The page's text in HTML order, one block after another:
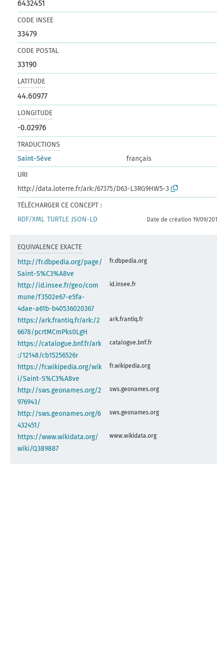
6432451
CODE INSEE
33479
CODE POSTAL
33190
LATITUDE
44.60977
LONGITUDE
-0.02976
TRADUCTIONS
Saint-Sève
français
URI
http://data.loterre.fr/ark:/67375/D63-L3RG9HW5-3
TÉLÉCHARGER CE CONCEPT :
RDF/XML TURTLE JSON-LD Date de création 19/09/
EQUIVALENCE EXACTE
http://fr.dbpedia.org/page/
Saint-S%C3%A8ve
fr.dbpedia.org
http://id.insee.fr/geo/com
mune/f3502e67-e5fa-
4dae-a61b-b40536020367
id.insee.fr
https://ark.frantiq.fr/ark:/2
6678/pcrtMCmPks0LgH
ark.frantiq.fr
https://catalogue.bnf.fr/ark
:/12148/cb15256526r
catalogue.bnf.fr
https://fr.wikipedia.org/wik
i/Saint-S%C3%A8ve
fr.wikipedia.org
http://sws.geonames.org/2
976943/
sws.geonames.org
http://sws.geonames.org/6
432451/
sws.geonames.org
https://www.wikidata.org/
wiki/Q389887
www.wikidata.org